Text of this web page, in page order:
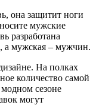
она защитит ноги
мужские
разработана
а мужская – мужчин.
На полках
количество самой
сезоне
могут